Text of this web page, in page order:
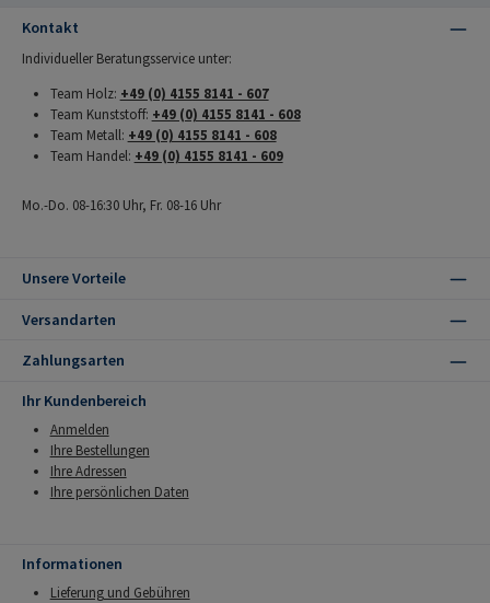
Kontakt
Individueller Beratungsservice unter:
Team Holz: +49 (0) 4155 8141 - 607
Team Kunststoff: +49 (0) 4155 8141 - 608
Team Metall: +49 (0) 4155 8141 - 608
Team Handel: +49 (0) 4155 8141 - 609
Mo.-Do. 08-16:30 Uhr, Fr. 08-16 Uhr
Unsere Vorteile
Versandarten
Zahlungsarten
Ihr Kundenbereich
Anmelden
Ihre Bestellungen
Ihre Adressen
Ihre persönlichen Daten
Informationen
Lieferung und Gebühren